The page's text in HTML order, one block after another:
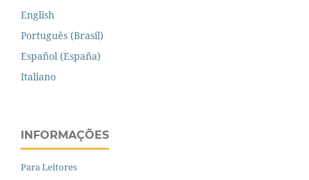
English
Português (Brasil)
Español (España)
Italiano
INFORMAÇÕES
Para Leitores